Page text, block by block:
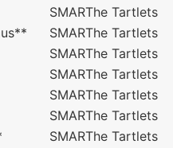
SMARThe Tartlets
SMARThe Tartlets
SMARThe Tartlets
SMARThe Tartlets
SMARThe Tartlets
SMARThe Tartlets
SMARThe Tartlets